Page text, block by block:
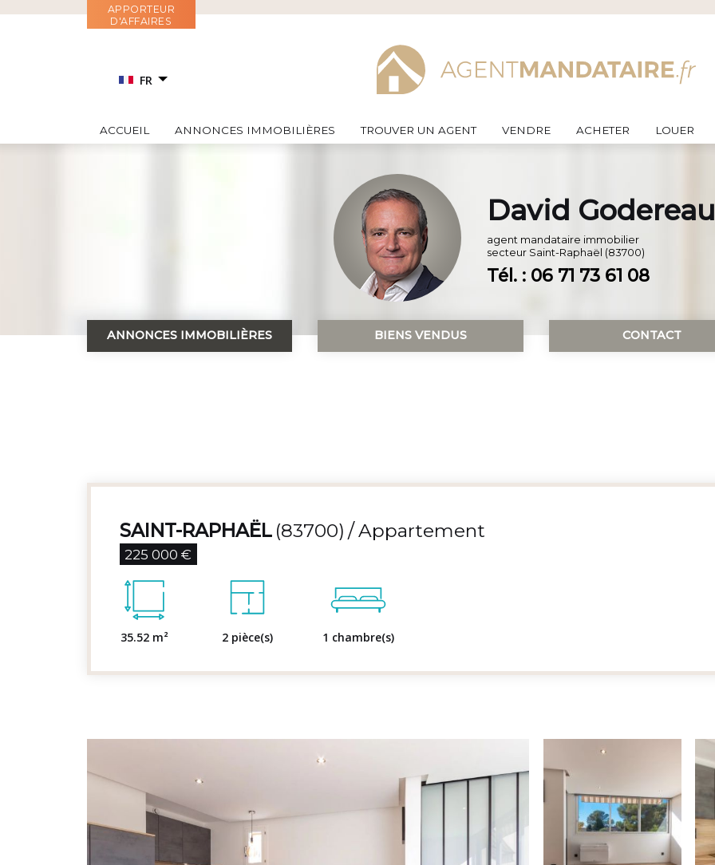
APPORTEUR
D'AFFAIRES
FR
RU
ACCUEIL ANNONCES IMMOBILIÈRES TROUVER UN AGENT VENDRE ACHETER LOUER
David
agent mandataire immobilier
secteur Saint-Raphaël (83700)
Tél. : 06 71 73 61 08
ANNONCES IMMOBILIÈRES BIENS VENDUS CONTACT
SAINT-RAPHAËL (83700) Appartement
225 000 €
35.52 m² 2 pièce(s) 1 chambre(s)